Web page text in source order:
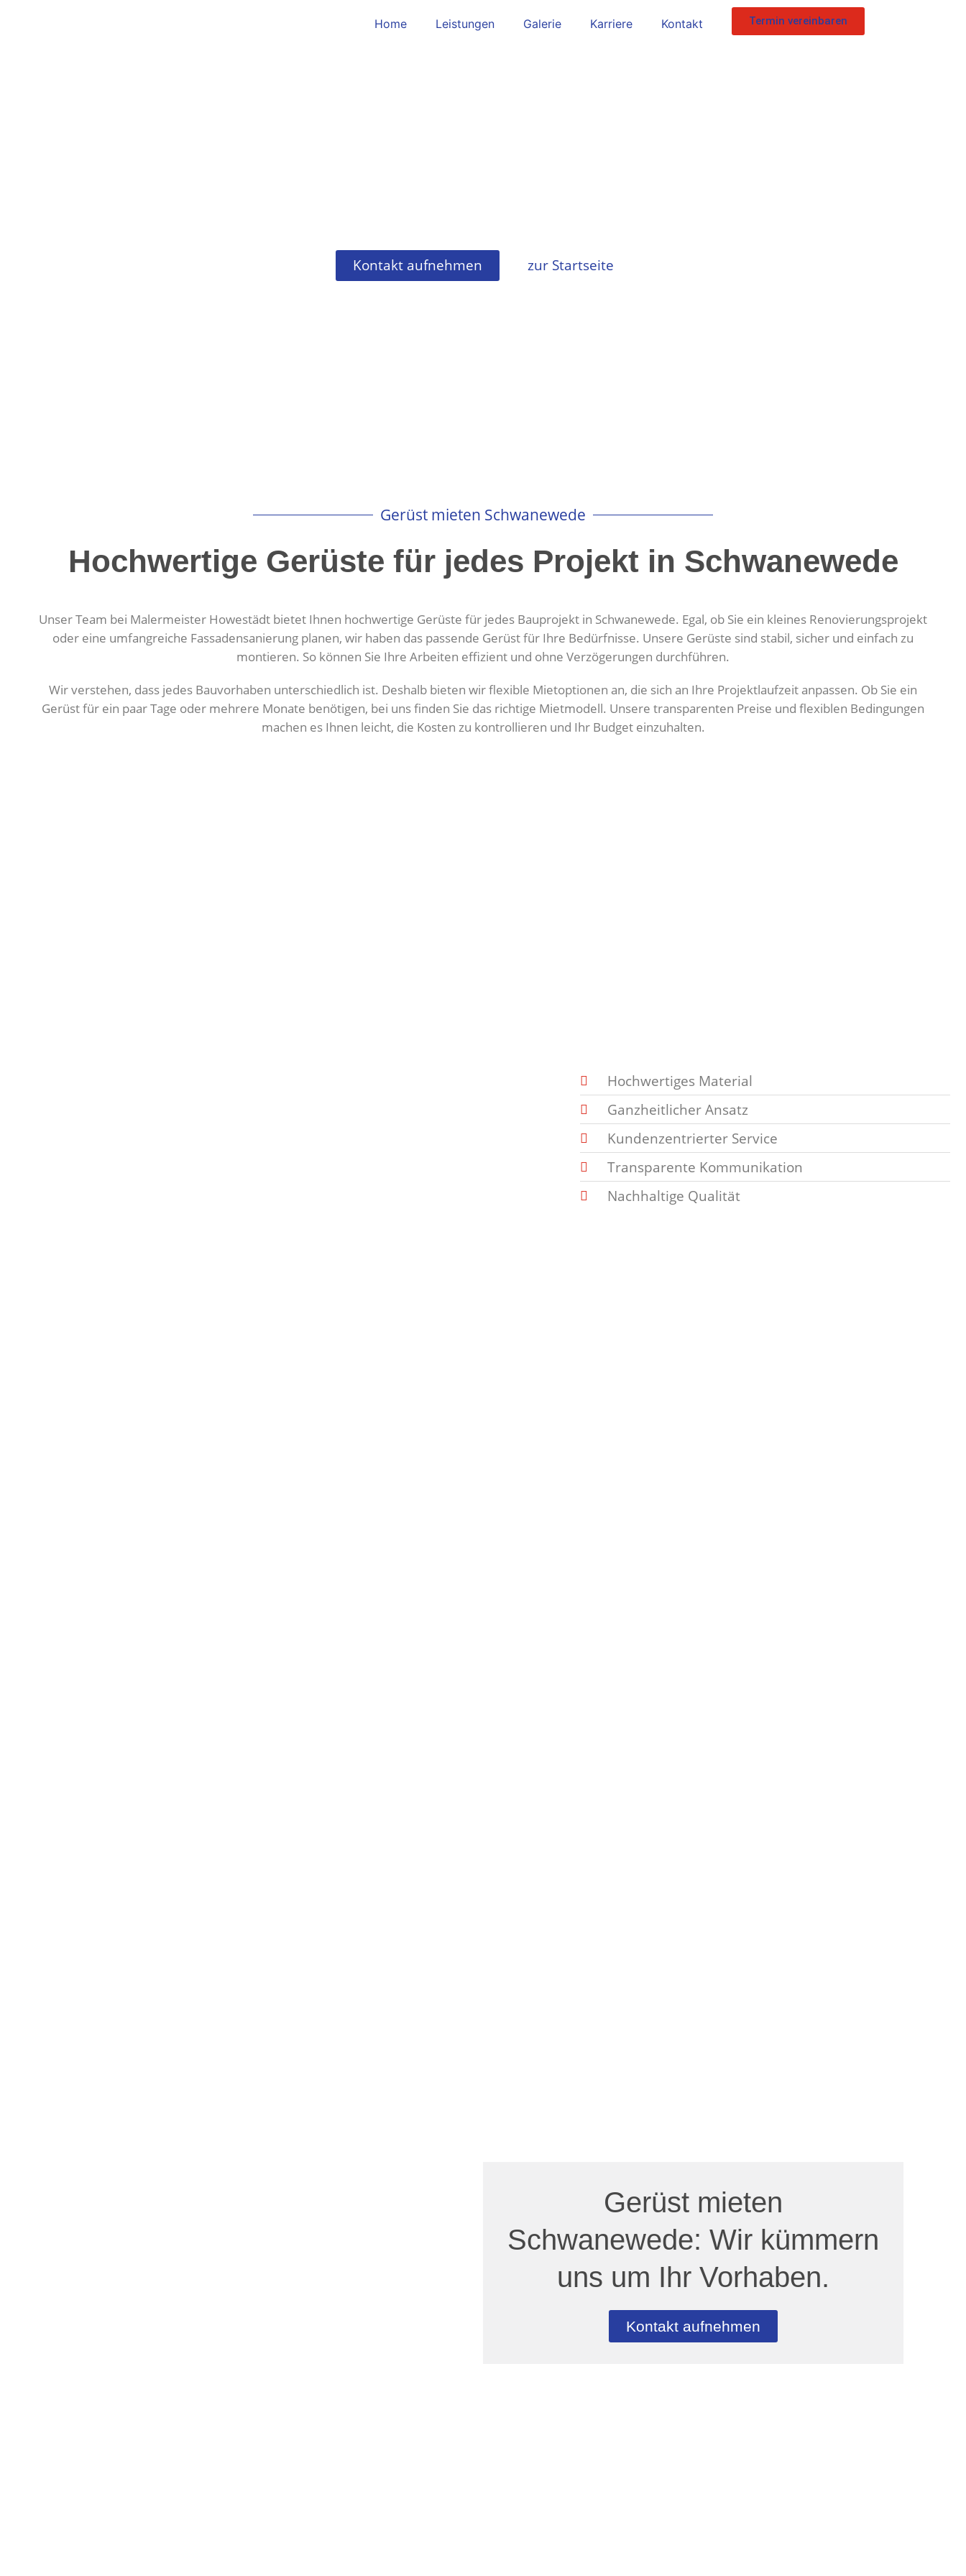
Home Leistungen Galerie Karriere Kontakt Termin vereinbaren
Kontakt aufnehmen zur Startseite
Gerüst mieten Schwanewede
Hochwertige Gerüste für jedes Projekt in Schwanewede
Unser Team bei Malermeister Howestädt bietet Ihnen hochwertige Gerüste für jedes Bauprojekt in Schwanewede. Egal, ob Sie ein kleines Renovierungsprojekt
oder eine umfangreiche Fassadensanierung planen, wir haben das passende Gerüst für Ihre Bedürfnisse. Unsere Gerüste sind stabil, sicher und einfach zu
montieren. So können Sie Ihre Arbeiten effizient und ohne Verzögerungen durchführen.
Wir verstehen, dass jedes Bauvorhaben unterschiedlich ist. Deshalb bieten wir flexible Mietoptionen an, die sich an Ihre Projektlaufzeit anpassen. Ob Sie ein
Gerüst für ein paar Tage oder mehrere Monate benötigen, bei uns finden Sie das richtige Mietmodell. Unsere transparenten Preise und flexiblen Bedingungen
machen es Ihnen leicht, die Kosten zu kontrollieren und Ihr Budget einzuhalten.
Hochwertiges Material
Ganzheitlicher Ansatz
Kundenzentrierter Service
Transparente Kommunikation
Nachhaltige Qualität
Gerüst mieten
Schwanewede: Wir kümmern
uns um Ihr Vorhaben.
Kontakt aufnehmen